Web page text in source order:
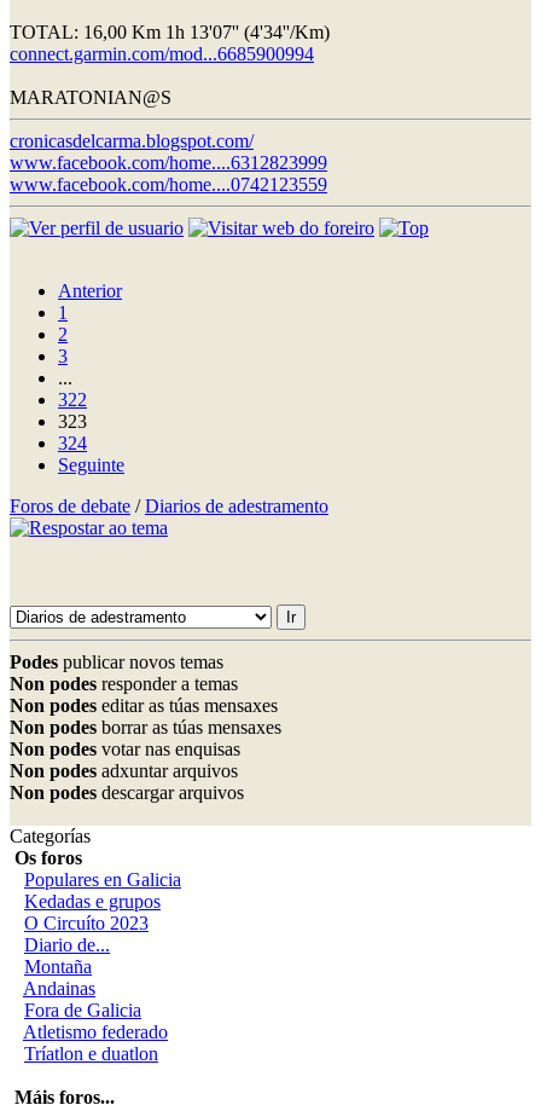
TOTAL: 16,00 Km 1h 13'07'' (4'34''/Km)
connect.garmin.com/mod...6685900994
MARATONIAN@S
cronicasdelcarma.blogspot.com/
www.facebook.com/home....6312823999
www.facebook.com/home....0742123559
Anterior
1
2
3
...
322
323
324
Seguinte
Foros de debate /Diarios de adestramento
Podes publicar novos temas
Non podes responder a temas
Non podes editar as túas mensaxes
Non podes borrar as túas mensaxes
Non podes votar nas enquisas
Non podes adxuntar arquivos
Non podes descargar arquivos
Categorías
Os foros
Populares en Galicia
Kedadas e grupos
O Circuíto 2023
Diario de...
Montaña
Andainas
Fora de Galicia
Atletismo federado
Tríatlon e duatlon
Máis foros...